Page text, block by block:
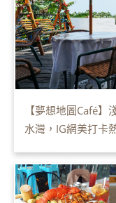
【夢想地圖Café
水灣，IG網美打卡